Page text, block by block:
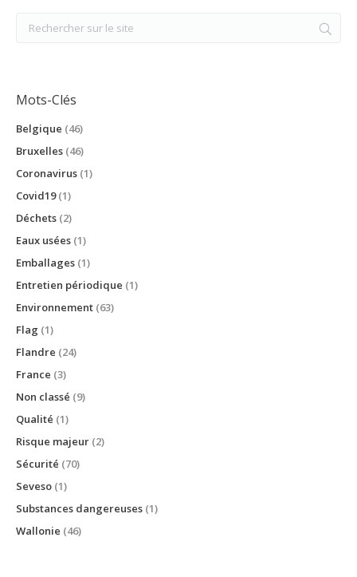
Mots-Clés
Belgique (46)
Bruxelles (46)
Coronavirus (1)
Covid19(1)
Déchets (2)
Eaux usées (1)
Emballages (1)
Entretien périodique (1)
Environnement (63)
Flag (1)
Flandre (24)
France (3)
Non classé (9)
Qualité (1)
Risque majeur (2)
Sécurité (70)
Seveso (1)
Substances dangereuses (1)
Wallonie (46)